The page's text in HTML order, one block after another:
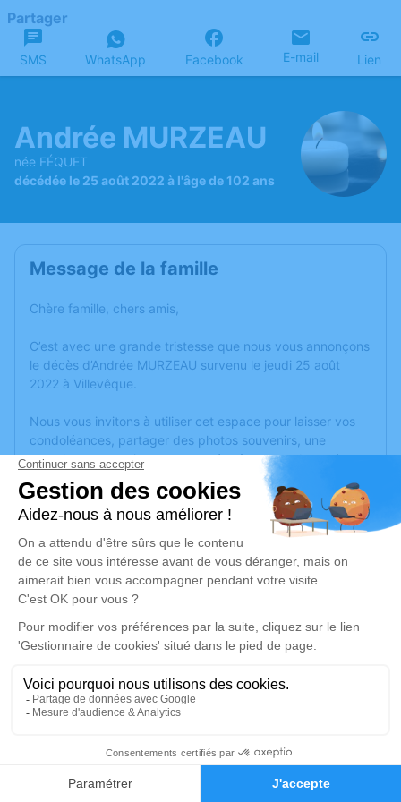
Faire-part Hommages
Partager
SMS WhatsApp Facebook E-mail Lien
Andrée MURZEAU
née FÉQUET
décédée le 25 août 2022 à l'âge de 102 ans
Message de la famille
Chère famille, chers amis,
C’est avec une grande tristesse que nous vous annonçons
le décès d’Andrée MURZEAU survenu le jeudi 25 août
2022 à Villevêque.
Nous vous invitons à utiliser cet espace pour laisser vos
condoléances, partager des photos souvenirs, une
anecdote ou exprimer vos pensées à travers des poèmes
ou des textes. Cet endroit est un lieu d'expression dédié à
honorer la mémoire d’Andrée MURZEAU.
Un service de plantation d’arbre hommage estdisponible
mardi 30 août 2022 à 14h30
Église Saint Antoine d'Angers
10 rue Béranger